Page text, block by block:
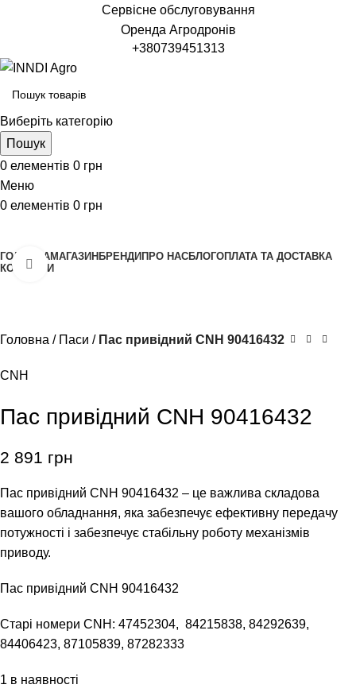
Сервісне обслуговування
Оренда Агродронів
+380739451313
Виберіть категорію
Пошук
0 елементів 0 грн
Меню
0 елементів 0 грн
ГОЛОВНАМАГАЗИН БРЕНДИ ПРО НАСБЛОГОПЛАТА ТА ДОСТАВКА
КОНТАКТИКлацніть, щоб збільшити
Головна Паси Пас привідний CNH 90416432
CNH
Пас привідний CNH 90416432
2 891 грн
Пас привідний CNH 90416432 – це важлива складова
вашого обладнання, яка забезпечує ефективну передачу
потужності і забезпечує стабільну роботу механізмів
приводу.
Пас привідний CNH 90416432
Старі номери CNH: 47452304, 84215838, 84292639,
84406423, 87105839, 87282333
1 в наявності